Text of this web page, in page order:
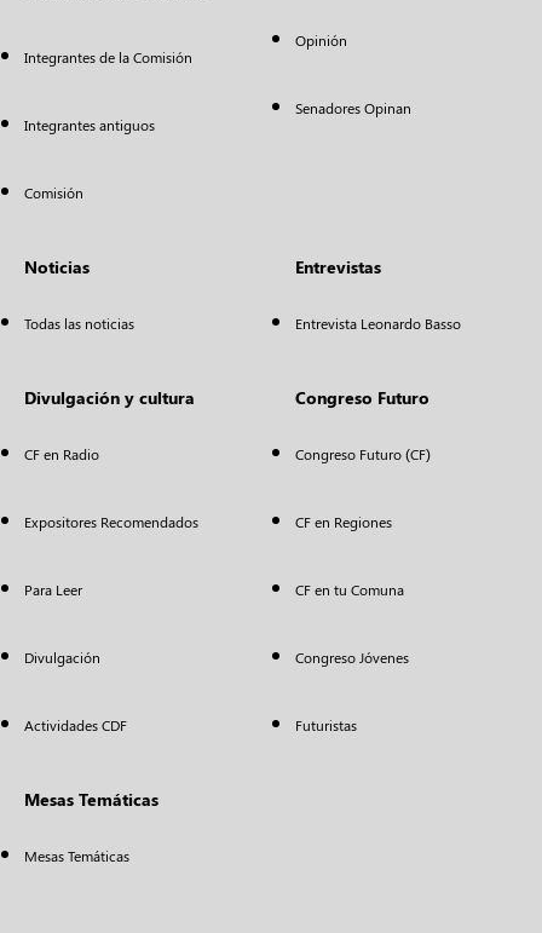
Integrantes de la Comisión
Integrantes antiguos
Comisión
Opinión
Senadores Opinan
Noticias
Todas las noticias
Entrevistas
Entrevista Leonardo Basso
Divulgación y cultura
CF en Radio
Expositores Recomendados
Para Leer
Divulgación
Actividades CDF
Congreso Futuro
Congreso Futuro (CF)
CF en Regiones
CF en tu Comuna
Congreso Jóvenes
Futuristas
Mesas Temáticas
Mesas Temáticas